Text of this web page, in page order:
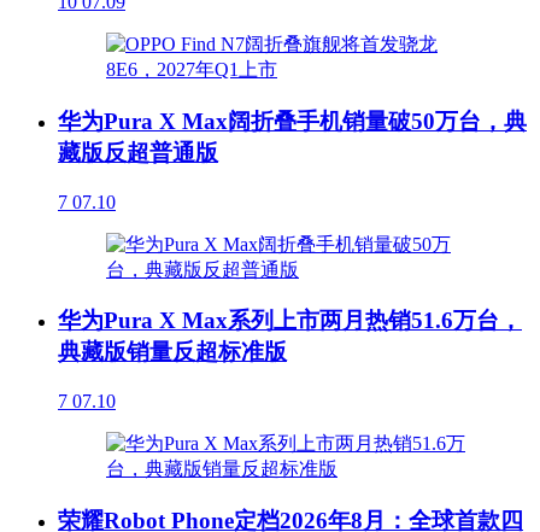
华为Pura X Max阔折叠手机销量破50万台，典
藏版反超普通版
7 07.10
华为Pura X Max系列上市两月热销51.6万台，
典藏版销量反超标准版
7 07.10
荣耀Robot Phone定档2026年8月：全球首款四